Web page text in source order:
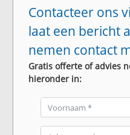
Contacteer ons
laat een bericht
nemen contact
Gratis offerte of advies
hieronder in: